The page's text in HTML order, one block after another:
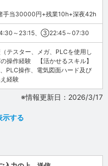
当30000円+残業10h+深夜42h
～23:15、③22:45～07:30
テスター、メガ、PLCを使用し
操作経験 【活かせるスキル】
PLC操作、電気図面ハード及び
経験
※情報更新日：2026/3/17
示する